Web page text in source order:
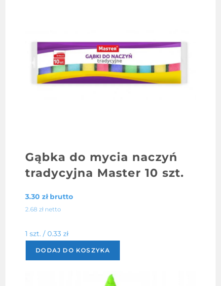
Gąbka do mycia naczyń
tradycyjna Master 10 szt.
3.30złbrutto
2.68zł netto
1 szt. / 0.33zł
DODAJ DO KOSZYKA